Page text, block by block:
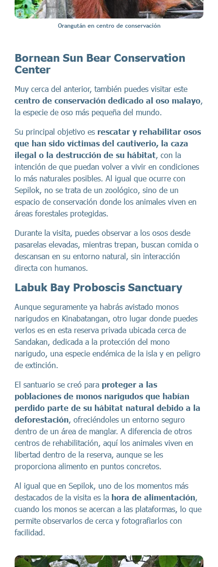
Orangután en centro de conservación
Bornean Sun Bear Conservation
Center
Muy cerca del anterior, también puedes visitar este
centro de conservación dedicado al oso malayo,
la especie de oso más pequeña del mundo.
Su principal objetivo es rescatar y rehabilitar osos
que han sido víctimas del cautiverio, la caza
ilegal o la destrucción de su hábitat, con la
intención de que puedan volver a vivir en condiciones
lo más naturales posibles. Al igual que ocurre con
Sepilok, no se trata de un zoológico, sino de un
espacio de conservación donde los animales viven en
áreas forestales protegidas.
Durante la visita, puedes observar a los osos desde
pasarelas elevadas, mientras trepan, buscan comida o
descansan en su entorno natural, sin interacción
directa con humanos.
Labuk Bay Proboscis Sanctuary
Aunque seguramente ya habrás avistado monos
narigudos en Kinabatangan, otro lugar donde puedes
verlos es en esta reserva privada ubicada cerca de
Sandakan, dedicada a la protección del mono
narigudo, una especie endémica de la isla y en peligro
de extinción.
El santuario se creó para proteger a las
poblaciones de monos narigudos que habían
perdido parte de su hábitat natural debido a la
deforestación, ofreciéndoles un entorno seguro
dentro de un área de manglar. A diferencia de otros
centros de rehabilitación, aquí los animales viven en
libertad dentro de la reserva, aunque se les
proporciona alimento en puntos concretos.
Al igual que en Sepilok, uno de los momentos más
destacados de la visita es la hora de alimentación,
cuando los monos se acercan a las plataformas, lo que
permite observarlos de cerca y fotografiarlos con
facilidad.